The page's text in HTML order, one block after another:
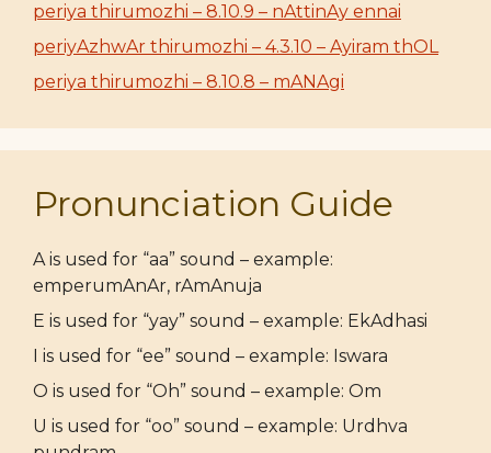
periya thirumozhi – 8.10.9 – nAttinAy ennai
periyAzhwAr thirumozhi – 4.3.10 – Ayiram thOL
periya thirumozhi – 8.10.8 – mANAgi
Pronunciation Guide
A is used for “aa” sound – example:
emperumAnAr, rAmAnuja
E is used for “yay” sound – example: EkAdhasi
I is used for “ee” sound – example: Iswara
O is used for “Oh” sound – example: Om
U is used for “oo” sound – example: Urdhva